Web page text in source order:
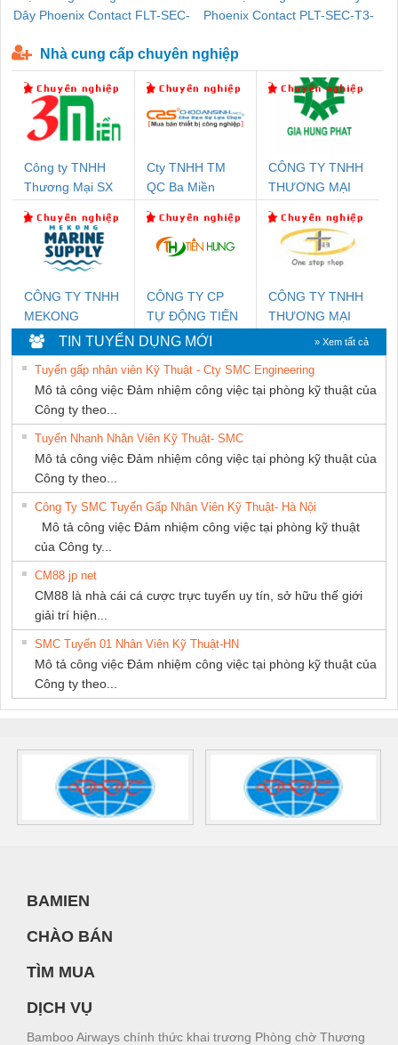
Dây Phoenix Contact FLT-SEC-
Phoenix Contact PLT-SEC-T3-
Nhà cung cấp chuyên nghiệp
Công ty TNHH
Thương Mại SX
Cty TNHH TM
QC Ba Miền
CÔNG TY TNHH
THƯƠNG MẠI
THUẬT ĐIỆN CƠ
GIA HƯNG
PHÁT
CÔNG TY TNHH
MEKONG
MARINE SUPPLY
CÔNG TY CP
TỰ ĐỘNG TIẾN
HƯNG
CÔNG TY TNHH
THƯƠNG MẠI
THIÊN ÂN VIỆT
NAM
TIN TUYỂN DỤNG MỚI » Xem tất cả
Tuyển gấp nhân viên Kỹ Thuật - Cty SMC Engineering
Mô tả công việc Đảm nhiệm công việc tại phòng kỹ thuật của
Công ty theo...
Tuyển Nhanh Nhân Viên Kỹ Thuật- SMC
Mô tả công việc Đảm nhiệm công việc tại phòng kỹ thuật của
Công ty theo...
Công Ty SMC Tuyển Gấp Nhân Viên Kỹ Thuật- Hà Nội
Mô tả công việc Đảm nhiệm công việc tại phòng kỹ thuật
của Công ty...
CM88 jp net
CM88 là nhà cái cá cược trực tuyến uy tín, sở hữu thế giới
giải trí hiện...
SMC Tuyển 01 Nhân Viên Kỹ Thuật-HN
Mô tả công việc Đảm nhiệm công việc tại phòng kỹ thuật của
Công ty theo...
BAMIEN
CHÀO BÁN
TÌM MUA
DỊCH VỤ
Bamboo Airways chính thức khai trương Phòng chờ Thương